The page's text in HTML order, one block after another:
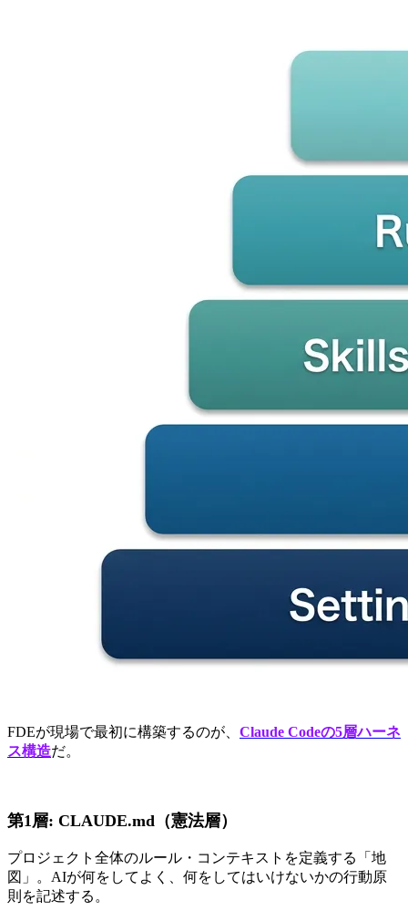
FDEが現場で最初に構築するのが、 Claude Codeの5層ハーネ
ス構造だ。
第1層: CLAUDE.md（憲法層）
プロジェクト全体のルール・コンテキストを定義する「地
図」。AIが何をしてよく、何をしてはいけないかの行動原
則を記述する。